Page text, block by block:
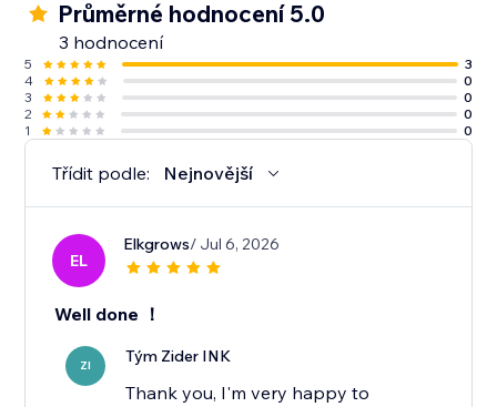
Průměrné hodnocení 5.0
3 hodnocení
5
3
4
0
3
0
2
0
1
0
Třídit podle: Nejnovější
EL
Elkgrows/ Jul 6, 2026
Well done ！
ZI Tým Zider INK
Thank you, I'm very happy to